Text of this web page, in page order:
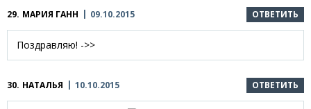
29. МАРИЯ ГАНН 09.10.2015 ОТВЕТИТЬ
Поздравляю! ->>
30. НАТАЛЬЯ 10.10.2015 ОТВЕТИТЬ